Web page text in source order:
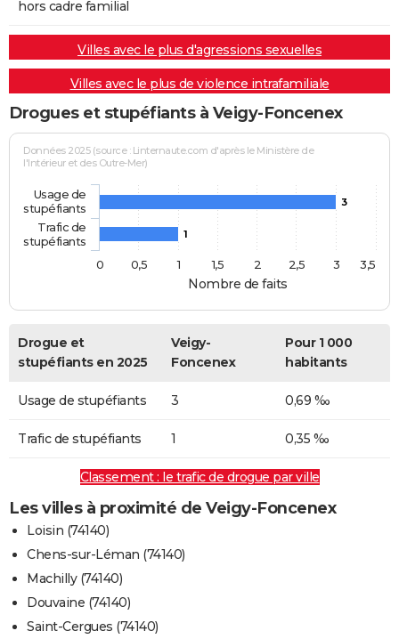
hors cadre familial
Villes avec le plus d'agressions sexuelles
Villes avec le plus de violence intrafamiliale
Drogues et stupéfiants à Veigy-Foncenex
Nombre de faits
Données 2025 (source : Linternaute.com d'après le Ministère de
l'Intérieur et des Outre-Mer)
3
1
Usage de
stupéfiants
Trafic de
stupéfiants
0
0,5 1 1,5 2 2,5 3 3,5
Drogue et
stupéfiants en 2025
Veigy-
Foncenex
Pour 1 000
habitants
Usage de stupéfiants 3 0,69 ‰
Trafic de stupéfiants 1 0,35 ‰
Classement : le trafic de drogue par ville
Les villes à proximité de Veigy-Foncenex
Loisin (74140)
Chens-sur-Léman (74140)
Machilly (74140)
Douvaine (74140)
Saint-Cergues (74140)